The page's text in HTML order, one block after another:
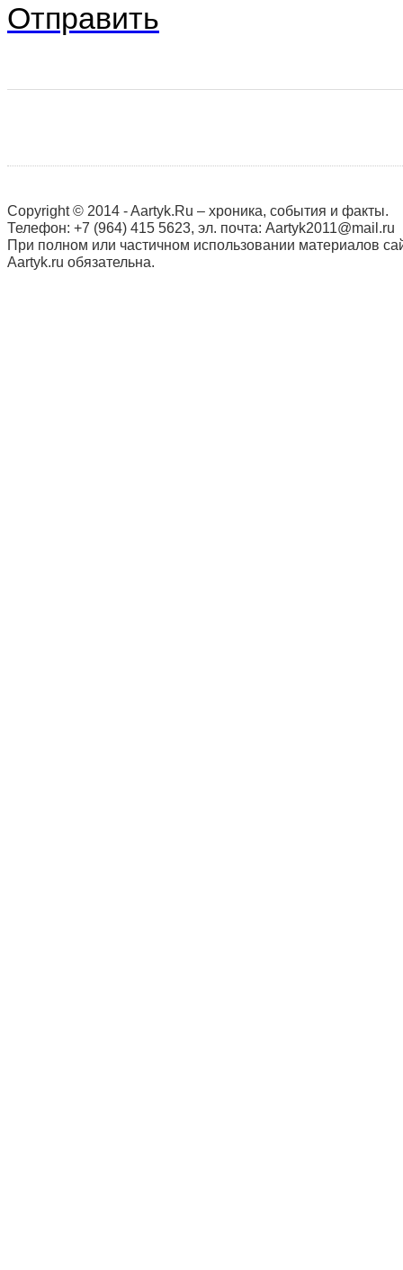
Отправить
Copyright © 2014 - Aartyk.Ru – хроника, события и факты.
Телефон: +7 (964) 415 5623, эл. почта: Aartyk2011@mail.ru
При полном или частичном использовании материалов
Aartyk.ru oбязательна.